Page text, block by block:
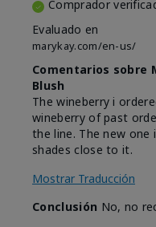
Comprador
Evaluado en
marykay.com/en-us/
Comentarios sobre
Blush
The wineberry i
wineberry of past
the line. The new
shades close to it.
Mostrar Traducción
Conclusión No, no